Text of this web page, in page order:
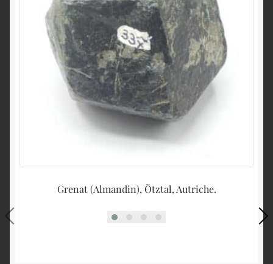
Grenat (Almandin), Ötztal, Autriche.